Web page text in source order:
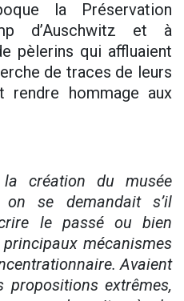
la Préservation
d’Auschwitz et à
pèlerins qui affluaient
de traces de leurs
rendre hommage aux
la création du musée
on se demandait s’il
le passé ou bien
mécanismes
Avaient
propositions extrêmes,